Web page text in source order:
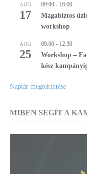
AUG
17
09:00 - 16:00
Magabiztos
workshop
AUG
25
09:00 - 12:30
Workshop –
kész
Naptár megtekintése
MIBEN SEGÍT A